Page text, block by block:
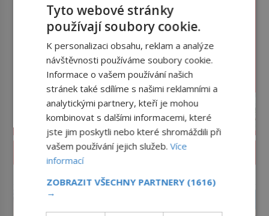
PROLISTOVAT ČASOPIS
reklama
Tyto webové stránky
používají soubory cookie.
K personalizaci obsahu, reklam a analýze
návštěvnosti používáme soubory cookie.
Informace o vašem používání našich
stránek také sdílíme s našimi reklamními a
analytickými partnery, kteří je mohou
kombinovat s dalšími informacemi, které
jste jim poskytli nebo které shromáždili při
vašem používání jejich služeb.Více
informací
ZOBRAZIT VŠECHNY PARTNERY (1616)
→